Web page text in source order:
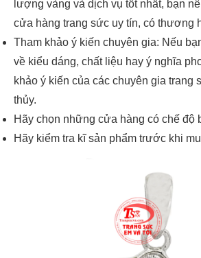
lượng vàng và dịch vụ tốt nhất, bạn
cửa hàng trang sức uy tín, có thương
Tham khảo ý kiến chuyên gia: Nếu
về kiểu dáng, chất liệu hay ý nghĩa
khảo ý kiến của các chuyên gia trang
thủy.
Hãy chọn những cửa hàng có chế độ
Hãy kiểm tra kĩ sản phẩm trước khi